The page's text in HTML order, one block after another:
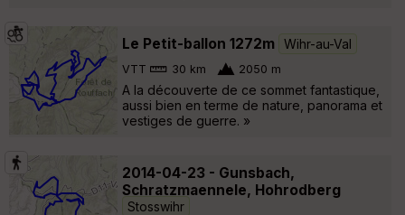
Le Petit-ballon 1272m Wihr-au-Val
VTT 30 km 2050 m
A la découverte de ce sommet fantastique,
aussi bien en terme de nature, panorama et
vestiges de guerre. »
2014-04-23 - Gunsbach,
Schratzmaennele, Hohrodberg
Stosswihr